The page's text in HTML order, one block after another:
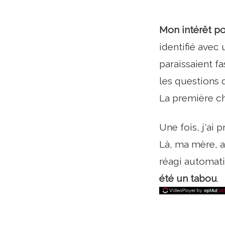
Mon intérêt
identifié avec
paraissaient
les questions
La première
Une fois, j'ai
Là, ma mère,
réagi
été un tabou.